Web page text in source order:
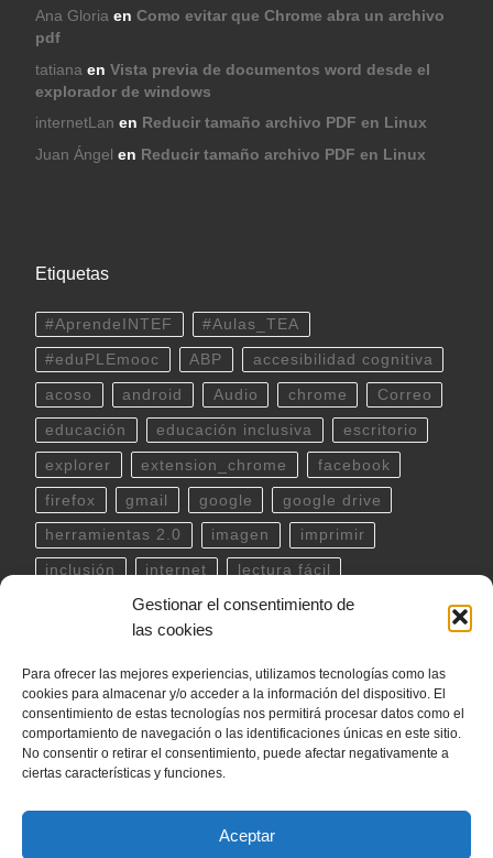
Gestionar el consentimiento de
las cookies
Para ofrecer las mejores experiencias, utilizamos tecnologías como las
cookies para almacenar y/o acceder a la información del dispositivo. El
consentimiento de estas tecnologías nos permitirá procesar datos como el
comportamiento de navegación o las identificaciones únicas en este sitio.
No consentir o retirar el consentimiento, puede afectar negativamente a
ciertas características y funciones.
Aceptar
Ana Gloriaen Como evitar que Chrome abra un archivo
pdf
tatiana en Vista previa de documentos word desde el
explorador de windows
internetLan en Reducir tamaño archivo PDF en Linux
Juan Ángel en Reducir tamaño archivo PDF en Linux
Etiquetas
#AprendeINTEF #Aulas_TEA
#eduPLEmooc ABP accesibilidad cognitiva
acoso android Audio chrome Correo
educación educación inclusiva escritorio
explorer extension_chrome facebook
firefox gmail google google drive
herramientas 2.0 imagen imprimir
inclusión internet lectura fácil
linux musica outlook
powerpoint scratch
teclado Telegram terminal twitter
ubuntu video WhatsApp windows
word YouTube